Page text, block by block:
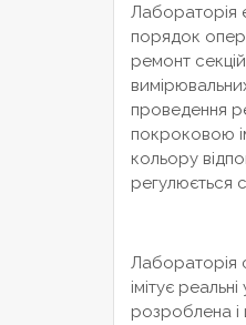
Лабораторія
порядок
ремонт
проведення
покроковою
кольору
регулюється
Лабораторія
імітує
розроблена і